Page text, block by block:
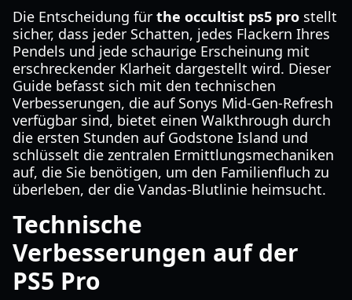
Die Entscheidung für the occultist ps5 pro stellt
sicher, dass jeder Schatten, jedes Flackern Ihres
Pendels und jede schaurige Erscheinung mit
erschreckender Klarheit dargestellt wird. Dieser
Guide befasst sich mit den technischen
Verbesserungen, die auf Sonys Mid-Gen-Refresh
verfügbar sind, bietet einen Walkthrough durch
die ersten Stunden auf Godstone Island und
schlüsselt die zentralen Ermittlungsmechaniken
auf, die Sie benötigen, um den Familienfluch zu
überleben, der die Vandas-Blutlinie heimsucht.
Technische
Verbesserungen auf der
PS5 Pro